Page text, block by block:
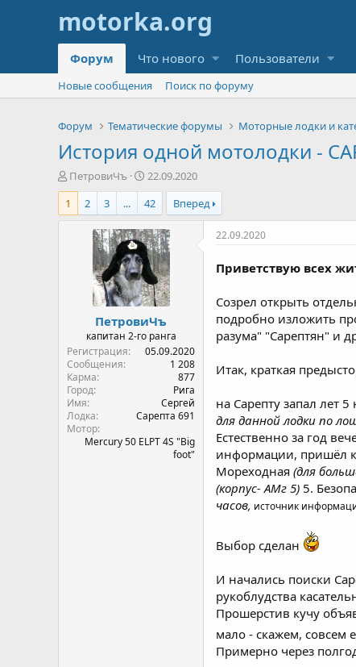
Форум Что нового Пользователи
Новые сообщения Поиск по форуму
Форум Тематические форумы Моторные лодки и
История одной мотолодки -
А
в
т
о
ПетровиЧъ
Д
а
т
а
н
а
ч
а
л
а
22.09.2020
1
2 3 ... 42 Вперед
ПетровиЧъ
капитан 2-го ранга
Регистрация
05.09.2020
Сообщения
1 208
Карма
877
Город
Рига
Имя
Сергей
Лодка
Сарепта 691
Мотор
Mercury 50 ELPT 4S "Big
foot"
22.09.2020
Приветствую всех
Созрел открыть
подробно изложить
разума" "Сарептян" и
Итак, краткая
на Сарепту запал лет 5
для данной лодки по
Естественно за год
информации, пришёл к
Мореходная (для
(корпус- АМг 5) 5.
часов, источник
Выбор сделан
И начались поиски
рукоблудства
Прошерстив кучу
мало - скажем, совсем
Примерно через